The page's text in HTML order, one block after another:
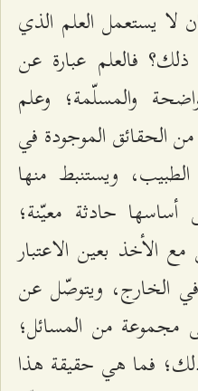
لا يستعمل العلم الذي
فالعلم عبارة عن
والمسلّمة؛ وعلم
الحقائق الموجودة في
ويستنبط منها
حادثة معيّنة؛
الأخذ بعين الاعتبار
في الخارج، ويتوصّل عن
مجموعة من المسائل؛
فما هي حقيقة هذا